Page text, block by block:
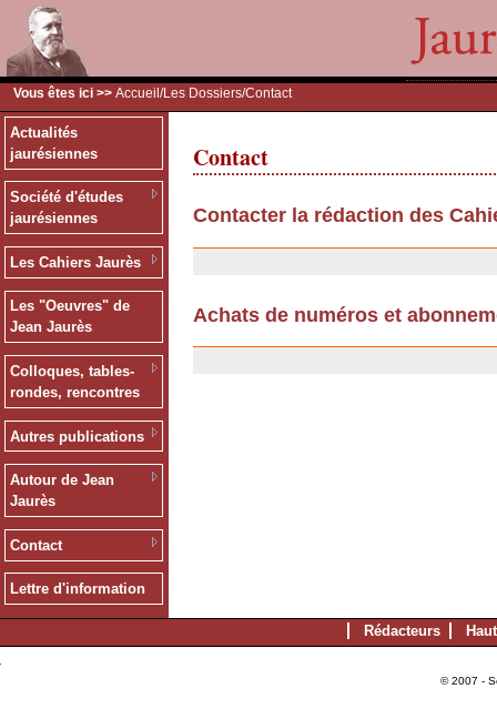
Vous êtes ici >> Accueil /Les Dossiers/Contact
Actualités
jaurésiennes
Société d'études
jaurésiennes
Les Cahiers Jaurès
Les "Oeuvres" de
Jean Jaurès
Colloques, tables-
rondes, rencontres
Autres publications
Autour de Jean
Jaurès
Contact
Lettre d'information
Contact
Contacter la rédaction des
Achats de numéros et
Rédacteurs
© 2007 -